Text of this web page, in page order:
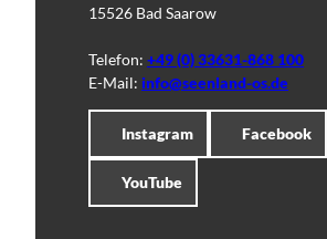
15526 Bad Saarow
Telefon: +49 (0) 33631-868 100
E-Mail: info@seenland-os.de
Instagram Facebook
YouTube